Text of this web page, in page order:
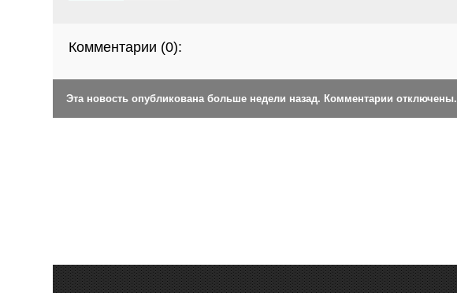
Комментарии (0):
Эта новость опубликована больше недели назад. Комментарии отключены.